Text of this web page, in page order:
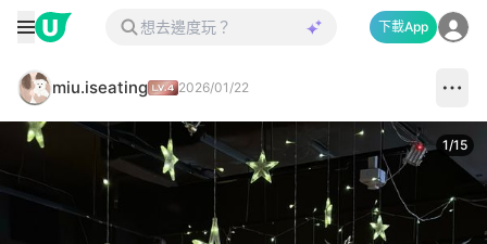
下載App
miu.iseating 2026/01/22
1/15